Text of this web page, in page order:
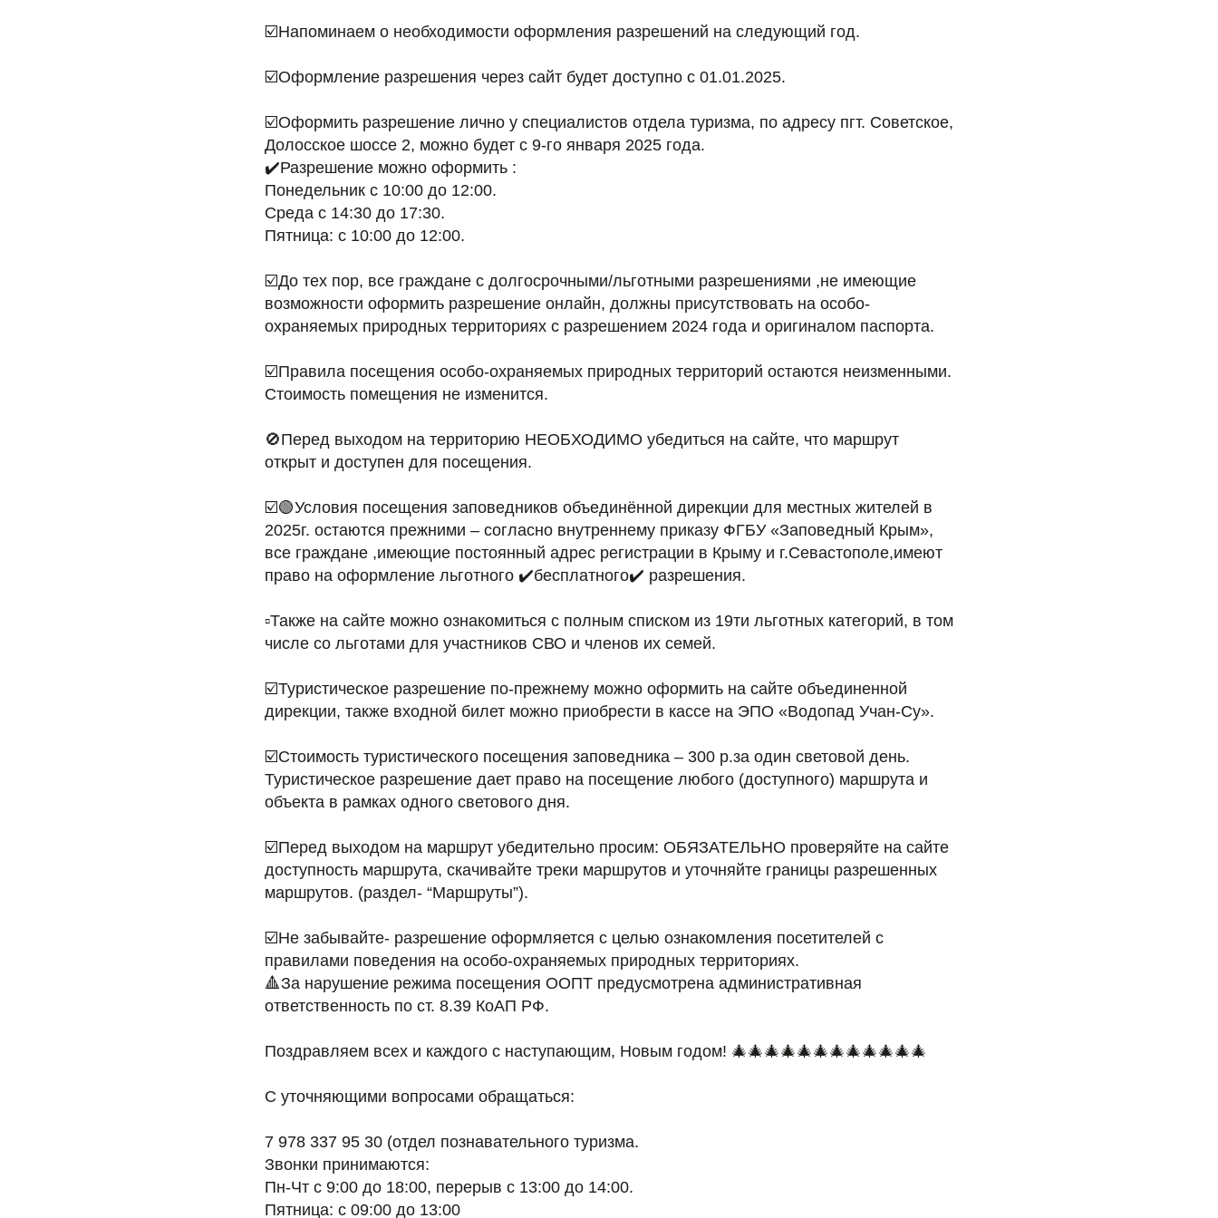
☑️Напоминаем о необходимости оформления разрешений на следующий год.
☑️Оформление разрешения через сайт будет доступно с 01.01.2025.
☑️Оформить разрешение лично у специалистов отдела туризма, по адресу пгт. Советское,
Долосское шоссе 2, можно будет с 9-го января 2025 года.
✔️Разрешение можно оформить :
Понедельник с 10:00 до 12:00.
Среда с 14:30 до 17:30.
Пятница: с 10:00 до 12:00.
☑️До тех пор, все граждане с долгосрочными/льготными разрешениями ,не имеющие
возможности оформить разрешение онлайн, должны присутствовать на особо-
охраняемых природных территориях с разрешением 2024 года и оригиналом паспорта.
☑️Правила посещения особо-охраняемых природных территорий остаются неизменными.
Стоимость помещения не изменится.
🚫Перед выходом на территорию НЕОБХОДИМО убедиться на сайте, что маршрут
открыт и доступен для посещения.
☑️🟢Условия посещения заповедников объединённой дирекции для местных жителей в
2025г. остаются прежними – согласно внутреннему приказу ФГБУ «Заповедный Крым»,
все граждане ,имеющие постоянный адрес регистрации в Крыму и г.Севастополе,имеют
право на оформление льготного ✔️бесплатного✔️ разрешения.
▫️Также на сайте можно ознакомиться с полным списком из 19ти льготных категорий, в том
числе со льготами для участников СВО и членов их семей.
☑️Туристическое разрешение по-прежнему можно оформить на сайте объединенной
дирекции, также входной билет можно приобрести в кассе на ЭПО «Водопад Учан-Су».
☑️Стоимость туристического посещения заповедника – 300 р.за один световой день.
Туристическое разрешение дает право на посещение любого (доступного) маршрута и
объекта в рамках одного светового дня.
☑️Перед выходом на маршрут убедительно просим: ОБЯЗАТЕЛЬНО проверяйте на сайте
доступность маршрута, скачивайте треки маршрутов и уточняйте границы разрешенных
маршрутов. (раздел- “Маршруты”).
☑️Не забывайте- разрешение оформляется с целью ознакомления посетителей с
правилами поведения на особо-охраняемых природных территориях.
🔺За нарушение режима посещения ООПТ предусмотрена административная
ответственность по ст. 8.39 КоАП РФ.
Поздравляем всех и каждого с наступающим, Новым годом! 🎄🎄🎄🎄🎄🎄🎄🎄🎄🎄🎄🎄
С уточняющими вопросами обращаться:
7 978 337 95 30 (отдел познавательного туризма.
Звонки принимаются:
Пн-Чт с 9:00 до 18:00, перерыв с 13:00 до 14:00.
Пятница: с 09:00 до 13:00